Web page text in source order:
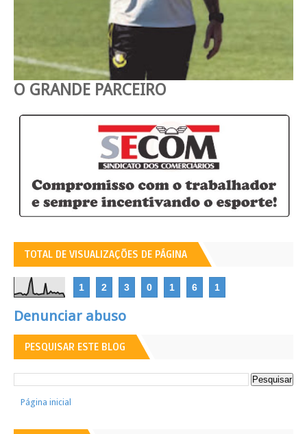
O GRANDE PARCEIRO
TOTAL DE VISUALIZAÇÕES DE PÁGINA
1 2 3 0 1 6 1
Denunciar abuso
PESQUISAR ESTE BLOG
Página inicial